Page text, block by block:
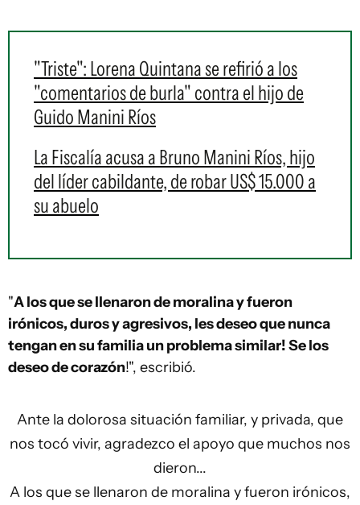
"Triste": Lorena Quintana se refirió a los
"comentarios de burla" contra el hijo de
Guido Manini Ríos
La Fiscalía acusa a Bruno Manini Ríos, hijo
del líder cabildante, de robar US$ 15.000 a
su abuelo
"A los que se llenaron de moralina y fueron
irónicos, duros y agresivos, les deseo que nunca
tengan en su familia un problema similar! Se los
deseo de corazón!", escribió.
Ante la dolorosa situación familiar, y privada, que
nos tocó vivir, agradezco el apoyo que muchos nos
dieron...
A los que se llenaron de moralina y fueron irónicos,